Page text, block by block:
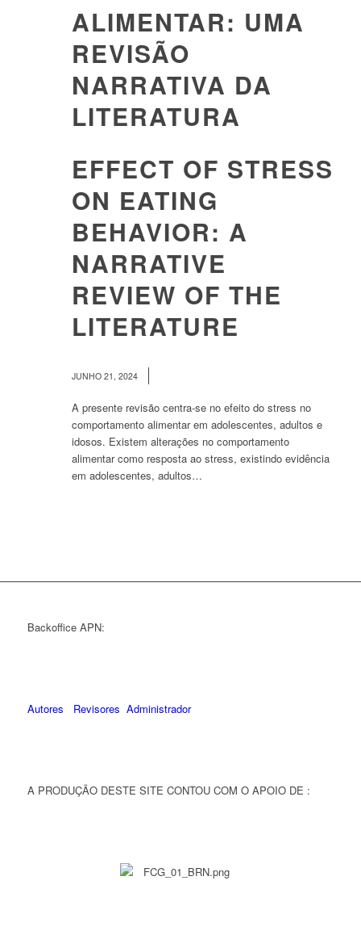
ALIMENTAR: UMA
REVISÃO
NARRATIVA DA
LITERATURA
EFFECT OF STRESS
ON EATING
BEHAVIOR: A
NARRATIVE
REVIEW OF THE
LITERATURE
JUNHO 21, 2024
A presente revisão centra-se no efeito do stress no
comportamento alimentar em adolescentes, adultos e
idosos. Existem alterações no comportamento
alimentar como resposta ao stress, existindo evidência
em adolescentes, adultos…
Backoffice APN:
Autores Revisores Administrador
A PRODUÇÃO DESTE SITE CONTOU COM O APOIO DE :